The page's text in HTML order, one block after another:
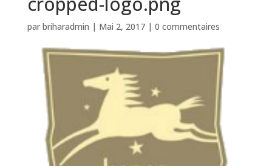
par briharadmin | Mai 2, 2017| 0 commentaires